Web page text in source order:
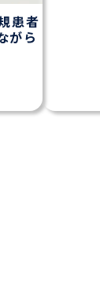
患者
がら